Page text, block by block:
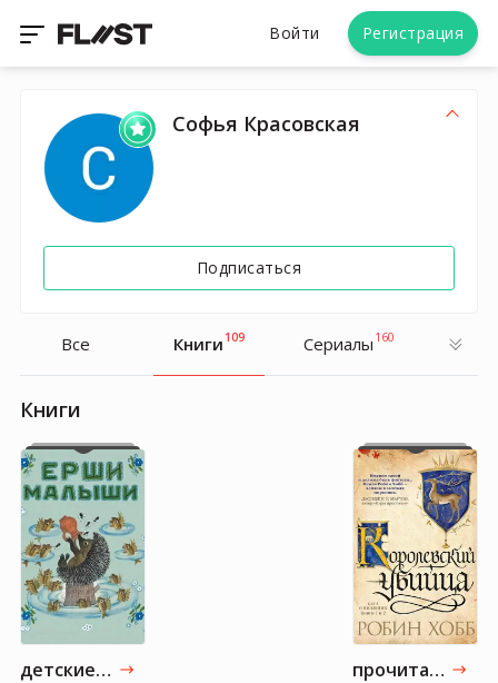
Войти Регистрация
Софья Красовская
Подписаться
Все Книги 109 Cериалы 160
Книги
детские книги прочитанное